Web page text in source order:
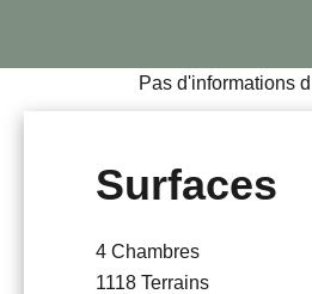
Pas d'informations
Surfaces
4 Chambres
1118 Terrains